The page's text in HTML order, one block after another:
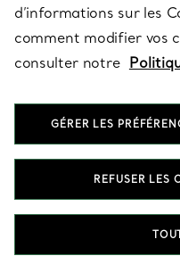
SUIVEZ-NOUS
d’informations sur les
comment modifier vos
consulter notre
GÉRER LES
REFUSER LES